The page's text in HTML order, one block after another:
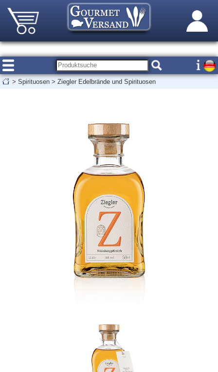
> Spirituosen > Ziegler Edelbrände und Spirituosen